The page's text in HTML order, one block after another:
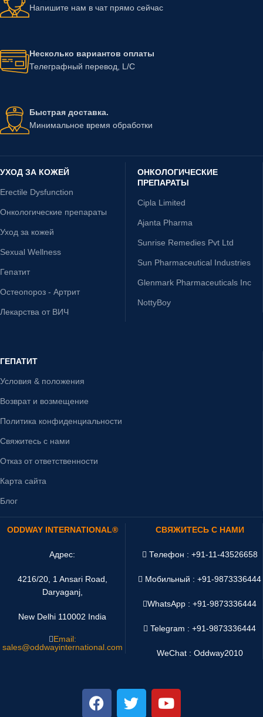
Напишите нам в чат прямо сейчас
Несколько вариантов оплаты
Телеграфный перевод, L/C
Быстрая доставка.
Минимальное время обработки
УХОД ЗА КОЖЕЙ
Erectile Dysfunction
Онкологические препараты
Уход за кожей
Sexual Wellness
Гепатит
Остеопороз - Артрит
Лекарства от ВИЧ
ОНКОЛОГИЧЕСКИЕ
ПРЕПАРАТЫ
Cipla Limited
Ajanta Pharma
Sunrise Remedies Pvt Ltd
Sun Pharmaceutical Industries
Glenmark Pharmaceuticals Inc
NottyBoy
ГЕПАТИТ
Условия & положения
Возврат и возмещение
Политика конфиденциальности
Свяжитесь с нами
Отказ от ответственности
Карта сайта
Блог
ODDWAY INTERNATIONAL®
Адрес:
4216/20, 1 Ansari Road,
Daryaganj,
New Delhi 110002 India
Email:
sales@oddwayinternational.com
СВЯЖИТЕСЬ С НАМИ
Телефон : +91-11-43526658
Мобильный : +91-9873336444
WhatsApp :+91-9873336444
Telegram : +91-9873336444
WeChat : Oddway2010